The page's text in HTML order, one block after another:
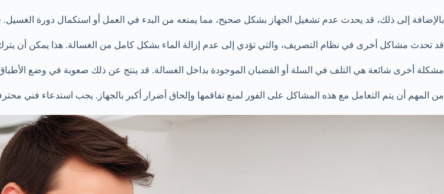
بالإضافة إلى ذلك، قد يحدث عدم تشغيل الجهاز بشكل صحيح، مما يمنعه من البدء في العمل أو استكمال دورة
قد تحدث مشاكل أخرى في نظام التصريف، والتي تؤدي إلى عدم إزالة الماء بشكل كامل من الغسالة. هذا يمكن أن
مشكلة أخرى شائعة هي التلف في السلة أو القضبان الموجودة بداخل الغسالة. قد ينتج عن ذلك صعوبة في وضع الأطباق
من المهم أن يتم التعامل مع هذه المشاكل على الفور لمنع تفاقمها وإلحاق أضرار أكبر بالجهاز. يجب استدعاء فني